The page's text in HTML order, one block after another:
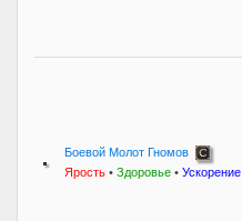
Боевой Молот Гномов
Ярость • Здоровье • Ускорение